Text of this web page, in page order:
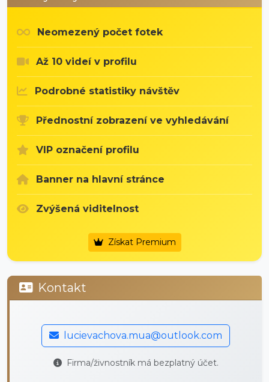
Neomezený počet fotek
Až 10 videí v profilu
Podrobné statistiky návštěv
Přednostní zobrazení ve vyhledávání
VIP označení profilu
Banner na hlavní stránce
Zvýšená viditelnost
Získat Premium
Kontakt
lucievachova.mua@outlook.com
Firma/živnostník má bezplatný účet.